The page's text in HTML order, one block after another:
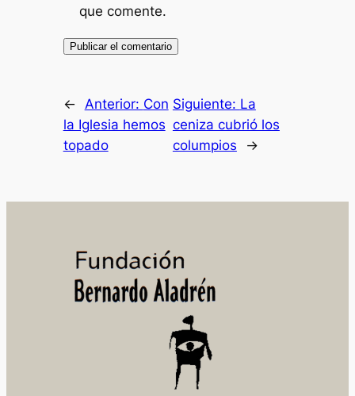
que comente.
← Anterior: Con
la Iglesia hemos
topado
Siguiente: La
ceniza cubrió los
columpios
→